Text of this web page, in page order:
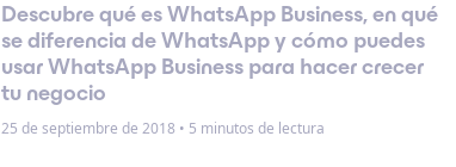
Descubre qué es WhatsApp Business, en qué
se diferencia de WhatsApp y cómo puedes
usar WhatsApp Business para hacer crecer
tu negocio
25 de septiembre de 2018 • 5 minutos de lectura